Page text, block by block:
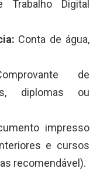
Trabalho Digital
Conta de água,
de
diplomas ou
impresso
e cursos
recomendável).